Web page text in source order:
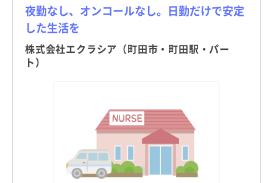
夜勤なし、オンコールなし。日勤だけで安定
した生活を
株式会社エクラシア（町田市・町田駅・パー
ト）